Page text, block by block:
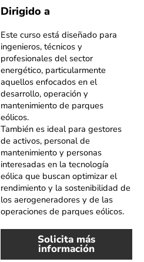
Dirigido a
Este curso está diseñado para
ingenieros, técnicos y
profesionales del sector
energético, particularmente
aquellos enfocados en el
desarrollo, operación y
mantenimiento de parques
eólicos.
También es ideal para gestores
de activos, personal de
mantenimiento y personas
interesadas en latecnología
eólica que buscan optimizar el
rendimiento y la sostenibilidad de
los aerogeneradores y de las
operaciones de parques eólicos.
Solicita más
información